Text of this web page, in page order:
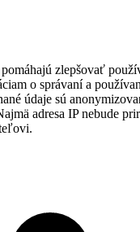
zlepšovať
o správaní a
údaje sú
adresa IP nebude